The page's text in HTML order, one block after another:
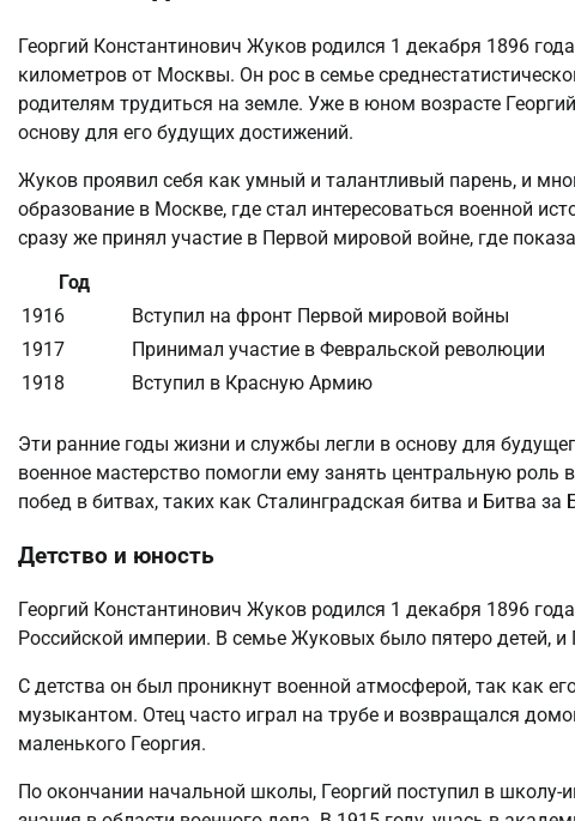
Георгий Константинович Жуков родился 1 декабря 1896
километров от Москвы. Он рос в семье
родителям трудиться на земле. Уже в юном возрасте
основу для его будущих достижений.
Жуков проявил себя как умный и талантливый парень, и
образование в Москве, где стал интересоваться военной
сразу же принял участие в Первой мировой войне, где
Год
1916
Вступил на фронт Первой мировой войны
1917
Принимал участие в Февральской революции
1918
Вступил в Красную Армию
Эти ранние годы жизни и службы легли в основу для
военное мастерство помогли ему занять центральную
побед в битвах, таких как Сталинградская битва и Битва за
Детство и юность
Георгий Константинович Жуков родился 1 декабря 1896
Российской империи. В семье Жуковых было пятеро детей,
С детства он был проникнут военной атмосферой, так как
музыкантом. Отец часто играл на трубе и возвращался
маленького Георгия.
По окончании начальной школы, Георгий поступил в школу-